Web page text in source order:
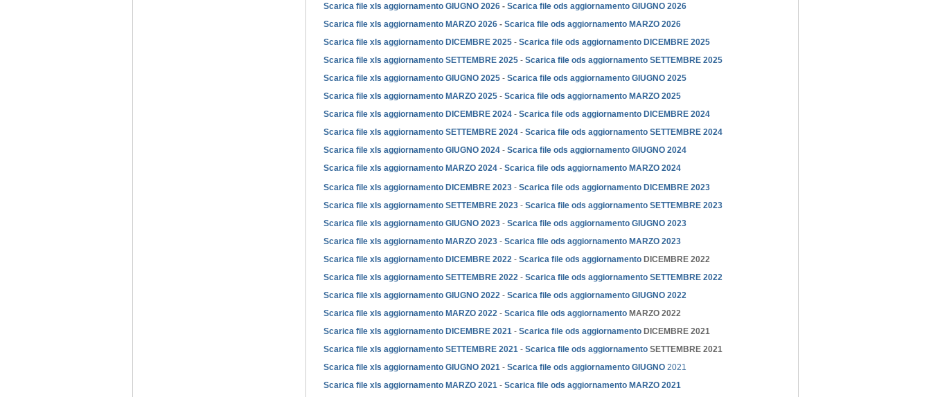
Scarica file xls aggiornamento GIUGNO 2026 - Scarica file ods aggiornamento GIUGNO 2026
Scarica file xls aggiornamento MARZO 2026 - Scarica file ods aggiornamento MARZO 2026
Scarica file xls aggiornamento DICEMBRE 2025 - Scarica file ods aggiornamento DICEMBRE 2025
Scarica file xls aggiornamento SETTEMBRE 2025 - Scarica file ods aggiornamento SETTEMBRE 2025
Scarica file xls aggiornamento GIUGNO 2025 - Scarica file ods aggiornamento GIUGNO 2025
Scarica file xls aggiornamento MARZO 2025 - Scarica file ods aggiornamento MARZO 2025
Scarica file xls aggiornamento DICEMBRE 2024 - Scarica file ods aggiornamento DICEMBRE 2024
Scarica file xls aggiornamento SETTEMBRE 2024 - Scarica file ods aggiornamento SETTEMBRE 2024
Scarica file xls aggiornamento GIUGNO 2024 - Scarica file ods aggiornamento GIUGNO 2024
Scarica file xls aggiornamento MARZO 2024 - Scarica file ods aggiornamento MARZO 2024
Scarica file xls aggiornamento DICEMBRE 2023 - Scarica file ods aggiornamento DICEMBRE 2023
Scarica file xls aggiornamento SETTEMBRE 2023 - Scarica file ods aggiornamento SETTEMBRE 2023
Scarica file xls aggiornamento GIUGNO 2023 - Scarica file ods aggiornamento GIUGNO 2023
Scarica file xls aggiornamento MARZO 2023 - Scarica file ods aggiornamento MARZO 2023
Scarica file xls aggiornamento DICEMBRE 2022 - Scarica file ods aggiornamento DICEMBRE 2022
Scarica file xls aggiornamento SETTEMBRE 2022 - Scarica file ods aggiornamento SETTEMBRE 2022
Scarica file xls aggiornamento GIUGNO 2022 - Scarica file ods aggiornamento GIUGNO 2022
Scarica file xls aggiornamento MARZO 2022 - Scarica file ods aggiornamento MARZO 2022
Scarica file xls aggiornamento DICEMBRE 2021 - Scarica file ods aggiornamento DICEMBRE 2021
Scarica file xls aggiornamento SETTEMBRE 2021 - Scarica file ods aggiornamento SETTEMBRE 2021
Scarica file xls aggiornamento GIUGNO 2021 - Scarica file ods aggiornamento GIUGNO 2021
Scarica file xls aggiornamento MARZO 2021 - Scarica file ods aggiornamento MARZO 2021